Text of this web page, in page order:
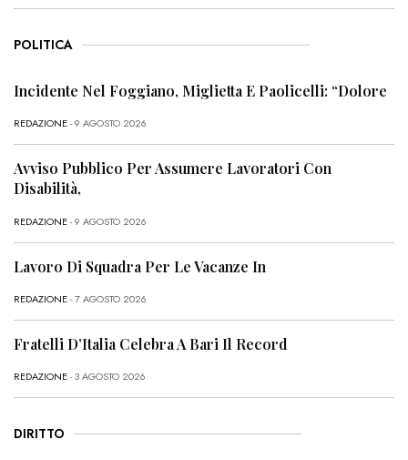
POLITICA
Incidente Nel Foggiano, Miglietta E Paolicelli: “Dolore
REDAZIONE- 9 AGOSTO 2026
Avviso Pubblico Per Assumere Lavoratori Con
Disabilità,
REDAZIONE- 9 AGOSTO 2026
Lavoro Di Squadra Per Le Vacanze In
REDAZIONE- 7 AGOSTO 2026
Fratelli D’Italia Celebra A Bari Il Record
REDAZIONE- 3 AGOSTO 2026
DIRITTO